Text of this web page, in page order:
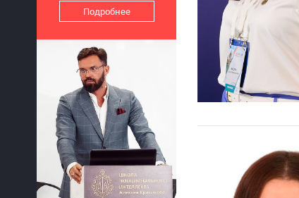
Подробнее